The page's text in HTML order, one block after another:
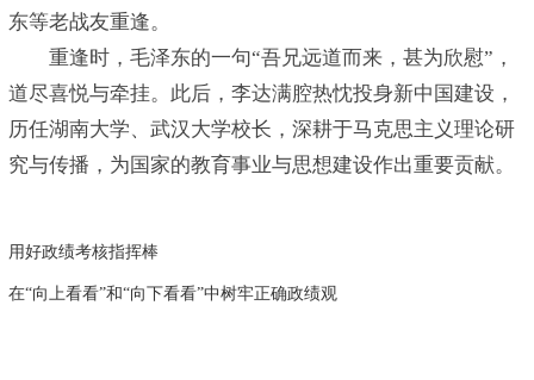
东等老战友重逢。
重逢时，毛泽东的一句“吾兄远道而来，甚为欣慰”，
道尽喜悦与牵挂。此后，李达满腔热忱投身新中国建设，
历任湖南大学、武汉大学校长，深耕于马克思主义理论研
究与传播，为国家的教育事业与思想建设作出重要贡献。
用好政绩考核指挥棒
在“向上看看”和“向下看看”中树牢正确政绩观